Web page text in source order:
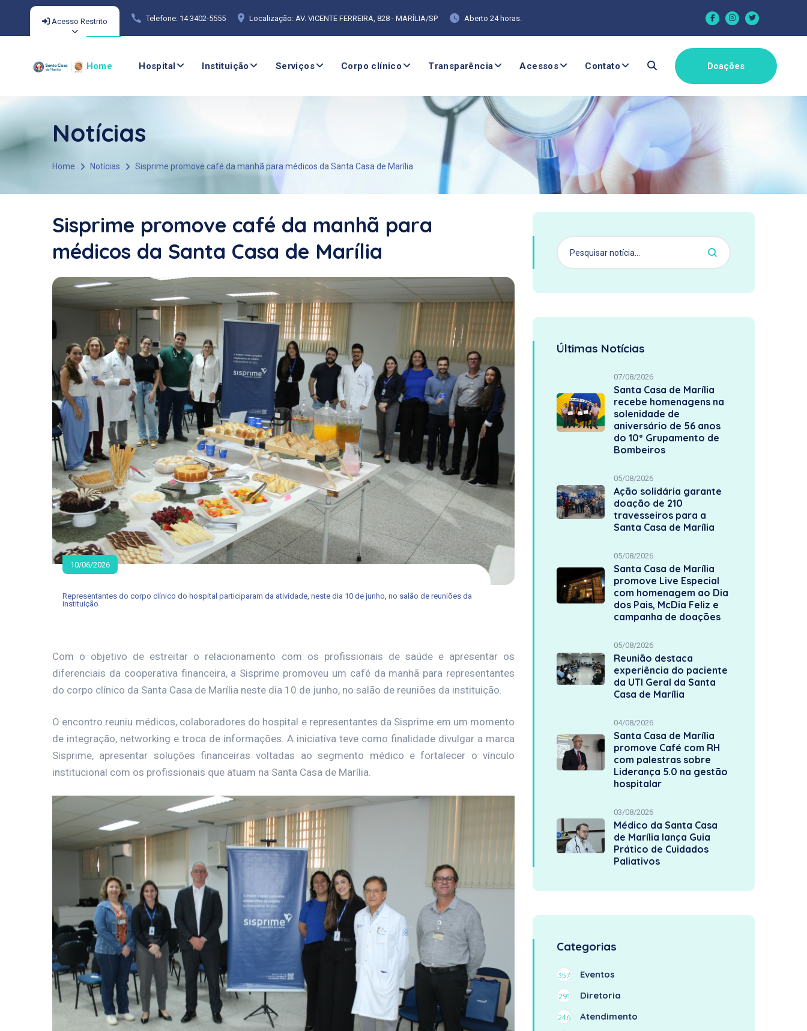
Acesso Restrito Telefone: 14 3402-5555 Localização: AV. VICENTE FERREIRA, 828 - MARÍLIA/SP Aberto 24 horas.
Home Hospital Instituição Serviços Corpo clínico Transparência Acessos Contato Doações
Notícias
Home Notícias Sisprime promove café da manhã para médicos da Santa Casa de Marília
Sisprime promove café da manhã para
médicos da Santa Casa de Marília
10/06/2026
Representantes do corpo clínico do hospital participaram da atividade, neste dia 10 de junho, no salão de reuniões da
instituição
Com o objetivo de estreitar o relacionamento com os profissionais de saúde e apresentar os
diferenciais da cooperativa financeira, a Sisprime promoveu um café da manhã para representantes
do corpo clínico da Santa Casa de Marília neste dia 10 de junho, no salão de reuniões da instituição.
O encontro reuniu médicos, colaboradores do hospital e representantes da Sisprime em um momento
de integração, networking e troca de informações. A iniciativa teve como finalidade divulgar a marca
Sisprime, apresentar soluções financeiras voltadas ao segmento médico e fortalecer o vínculo
institucional com os profissionais que atuam na Santa Casa de Marília.
Últimas Notícias
07/08/2026
Santa Casa de Marília
recebe homenagens na
solenidade de
aniversário de 56 anos
do 10º Grupamento de
Bombeiros
05/08/2026
Ação solidária garante
doação de 210
travesseiros para a
Santa Casa de Marília
05/08/2026
Santa Casa de Marília
promove Live Especial
com homenagem ao Dia
dos Pais, McDia Feliz e
campanha de doações
05/08/2026
Reunião destaca
experiência do paciente
da UTI Geral da Santa
Casa de Marília
04/08/2026
Santa Casa de Marília
promove Café com RH
com palestras sobre
Liderança 5.0 na gestão
hospitalar
03/08/2026
Médico da Santa Casa
de Marília lança Guia
Prático de Cuidados
Paliativos
Categorias
357 Eventos
291 Diretoria
246 Atendimento